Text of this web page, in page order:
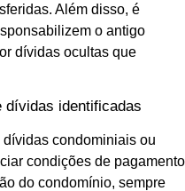
Além disso, é
o antigo
dívidas ocultas que
dívidas identificadas
condominiais ou
condições de pagamento
do condomínio, sempre